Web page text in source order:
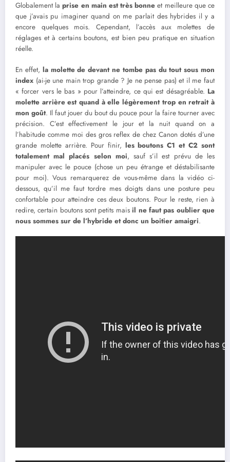
Globalement laprise en main est très bonne et meilleure que ce
que j’avais pu imaginer quand on me parlait des hybrides il y a
encore quelques mois. Cependant, l’accès aux molettes de
réglages et à certains boutons, est bien peu pratique en situation
réelle.
En effet, la molette de devant ne tombe pas du tout sous mon
index (ai-je une main trop grande ? Je ne pense pas) et il me faut
« forcer vers le bas » pour l’atteindre, ce qui est désagréable. La
molette arrière est quand à elle légèrement trop en retrait à
mon goût. Il faut jouer du bout du pouce pour la faire tourner avec
précision. C’est effectivement le jour et la nuit quand on a
l’habitude comme moi des gros reflex de chez Canon dotés d’une
grande molette arrière. Pour finir, les boutons C1 et C2 sont
totalement mal placés selon moi, sauf s’il est prévu de les
manipuler avec le pouce (chose un peu étrange et déstabilisante
pour moi). Vous remarquerez de vous-même dans la vidéo ci-
dessous, qu’il me faut tordre mes doigts dans une posture peu
confortable pour atteindre ces deux boutons. Pour le reste, rien à
redire, certain boutons sont petits maisil ne faut pas oublier que
nous sommes sur de l’hybride et donc un boitier amaigri.